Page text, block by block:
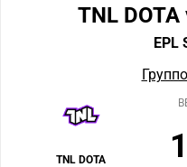
TNL
EPL
TNL DOTA 1